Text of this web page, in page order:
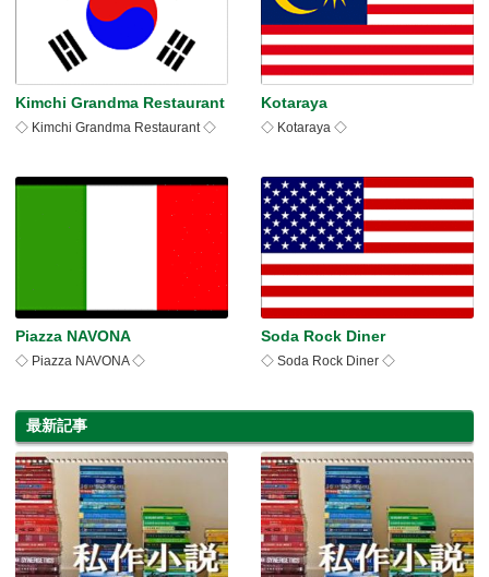
Kimchi Grandma Restaurant
◇ Kimchi Grandma Restaurant ◇
Kotaraya
◇ Kotaraya ◇
Piazza NAVONA
◇ Piazza NAVONA ◇
Soda Rock Diner
◇ Soda Rock Diner ◇
最新記事